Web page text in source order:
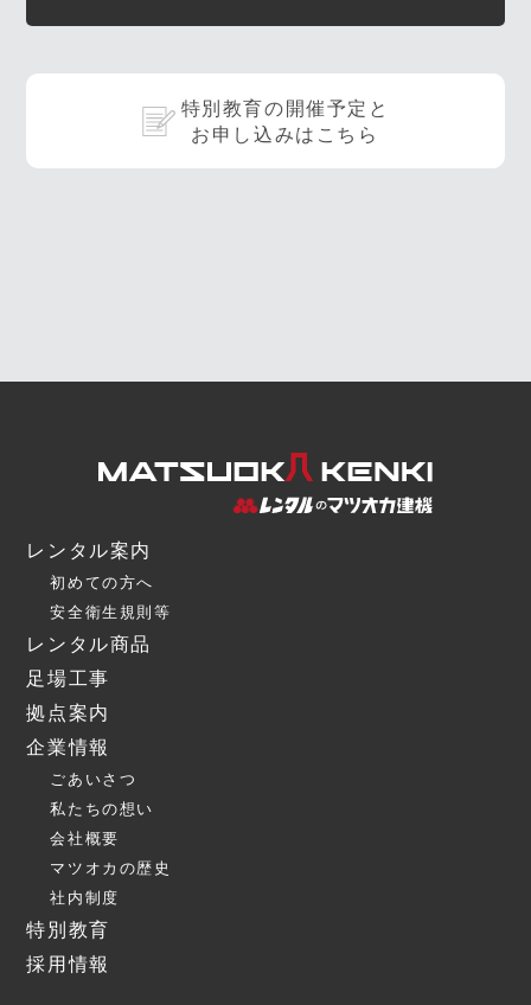
特別教育の開催予定と
お申し込みはこちら
レンタル案内
初めての方へ
安全衛生規則等
レンタル商品
足場工事
拠点案内
企業情報
ごあいさつ
私たちの想い
会社概要
マツオカの歴史
社内制度
特別教育
採用情報